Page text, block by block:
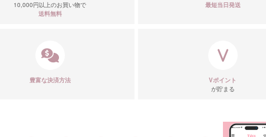
10,000円以上のお買い物で
送料無料
最短当日発送
豊富な決済方法
Vポイント
が貯まる